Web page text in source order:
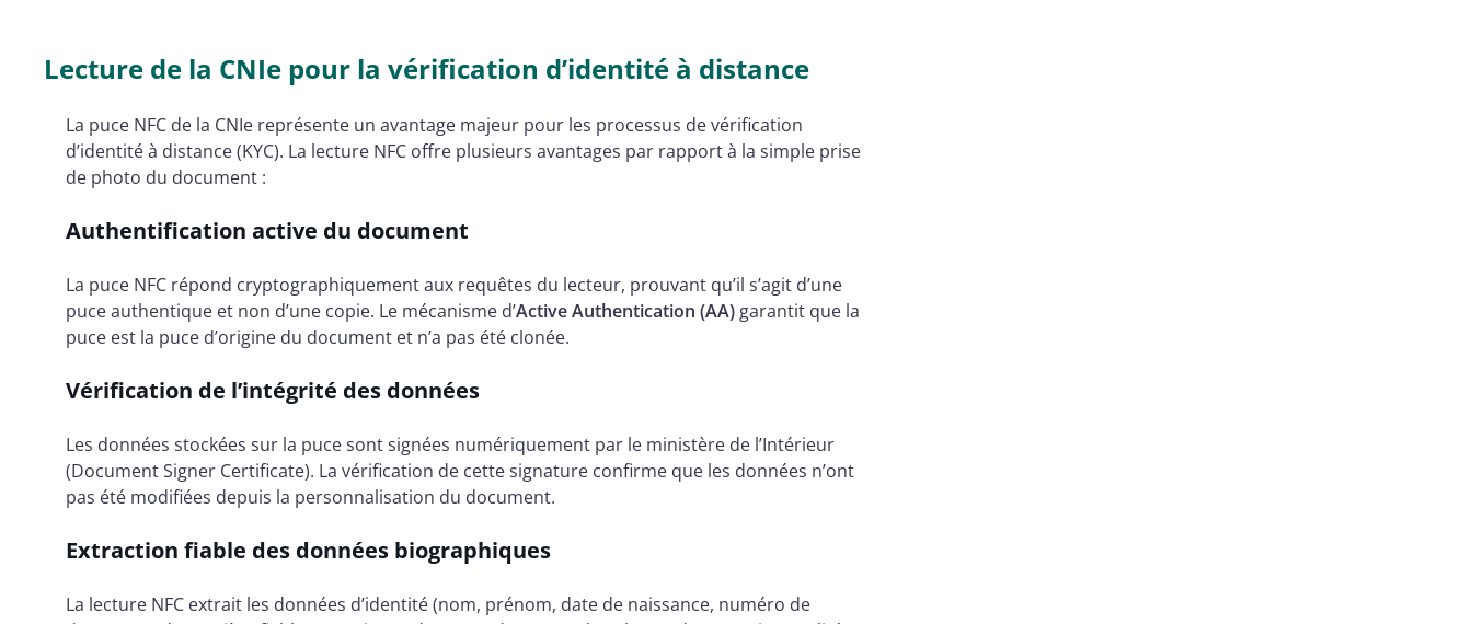
Lecture de la CNIe pour la vérification d’identité à distance
La puce NFC de la CNIe représente un avantage majeur pour les processus de vérification
d’identité à distance (KYC). La lecture NFC offre plusieurs avantages par rapport à la simple prise
de photo du document :
Authentification active du document
La puce NFC répond cryptographiquement aux requêtes du lecteur, prouvant qu’il s’agit d’une
puce authentique et non d’une copie. Le mécanisme d’Active Authentication (AA) garantit que la
puce est la puce d’origine du document et n’a pas été clonée.
Vérification de l’intégrité des données
Les données stockées sur la puce sont signées numériquement par le ministère de l’Intérieur
(Document Signer Certificate). La vérification de cette signature confirme que les données n’ont
pas été modifiées depuis la personnalisation du document.
Extraction fiable des données biographiques
La lecture NFC extrait les données d’identité (nom, prénom, date de naissance, numéro de